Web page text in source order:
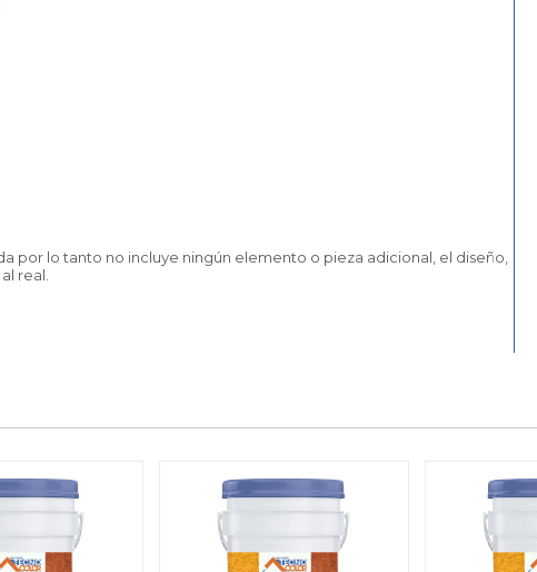
por lo tanto no incluye ningún elemento o pieza adicional, el diseño,
real.